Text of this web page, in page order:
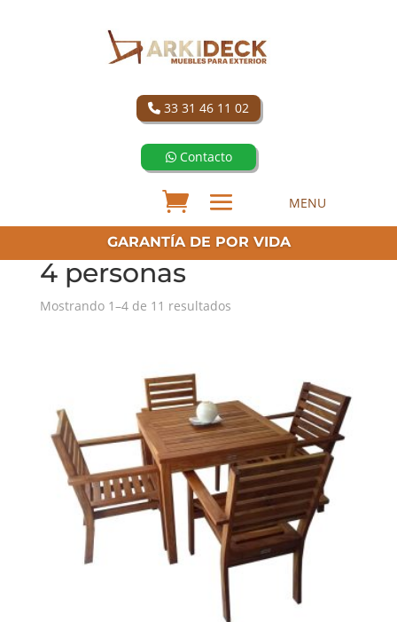
33 31 46 11 02
Contacto
GARANTÍA DE POR VIDA
4 personas
Mostrando 1–4 de 11 resultados